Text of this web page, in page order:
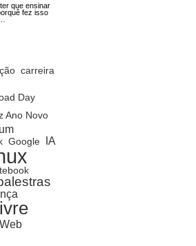
que ensinar
fez isso
carreira
Day
Ano Novo
Google IA
Web